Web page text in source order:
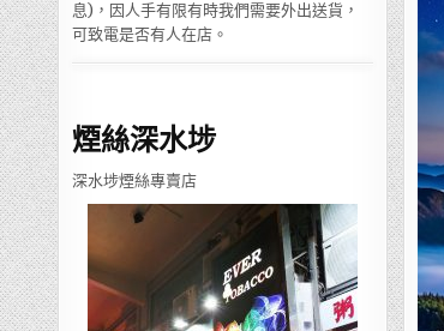
息)，因人手有限有時我們需要外出送貨，
可致電是否有人在店。
煙絲深水埗
深水埗煙絲專賣店